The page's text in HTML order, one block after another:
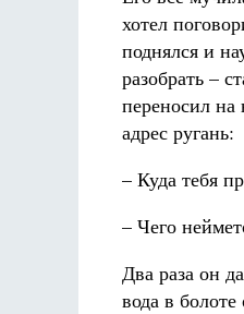
хотел
поднялся и
разобрать –
переносил на
адрес ругань:
– Куда тебя
– Чего
Два раза он
вода в